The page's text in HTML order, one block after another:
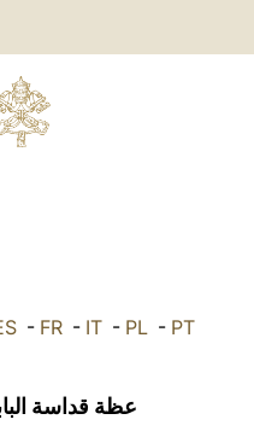
- FR - IT - PL - PT
عظة قداسة